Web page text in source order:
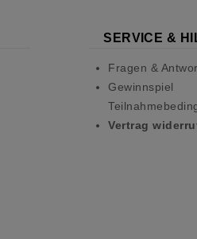
SERVICE &
Fragen &
Gewinnspiel
Vertrag